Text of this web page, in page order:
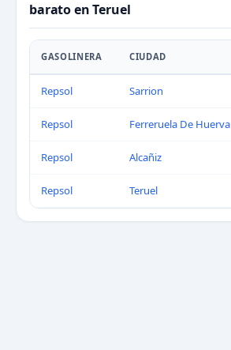
barato en Teruel
GASOLINERA CIUDAD
Repsol Sarrion
Repsol Ferreruela De Huerva
Repsol Alcañiz
Repsol Teruel